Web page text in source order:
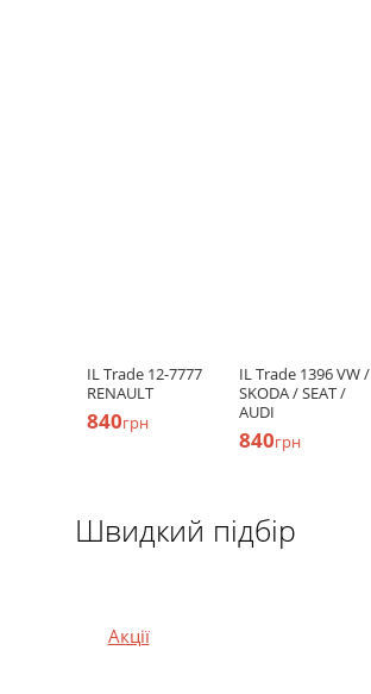
IL Trade 12-7777
RENAULT
840грн
IL Trade 1396 VW /
SKODA / SEAT /
AUDI
840грн
Швидкий підбір
Акції